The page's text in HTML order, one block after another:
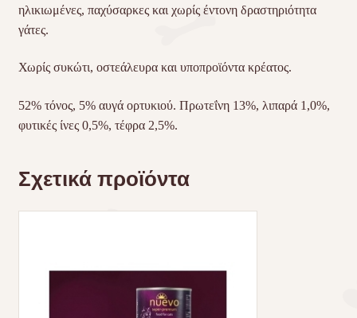
ηλικιωμένες, παχύσαρκες και χωρίς έντονη δραστηριότητα
γάτες.
Χωρίς συκώτι, οστεάλευρα και υποπροϊόντα κρέατος.
52% τόνος, 5% αυγά ορτυκιού. Πρωτεΐνη 13%, λιπαρά 1,0%,
φυτικές ίνες 0,5%, τέφρα 2,5%.
Σχετικά προϊόντα